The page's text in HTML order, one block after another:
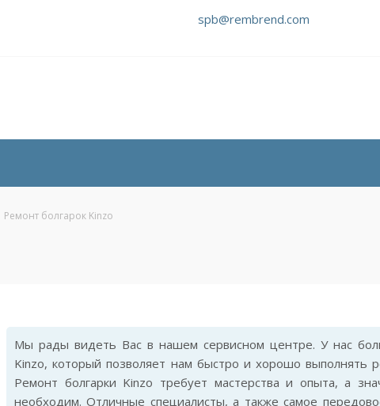
spb@rembrend.com
Ремонт болгарок Kinzo
Мы рады видеть Вас в нашем сервисном центре. У нас
Kinzo, который позволяет нам быстро и хорошо выполнять
Ремонт болгарки Kinzo требует мастерства и опыта, а
необходим. Отличные специалисты, а также самое